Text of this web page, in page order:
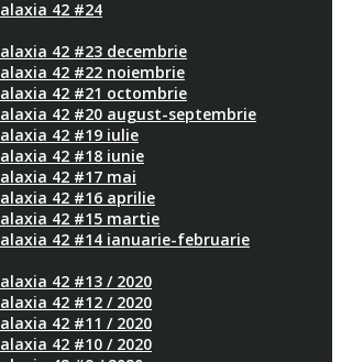
42 #24
42 #23 decembrie
42 #22 noiembrie
42 #21 octombrie
42 #20 august-septembrie
42 #19 iulie
42 #18 iunie
42 #17 mai
42 #16 aprilie
42 #15 martie
42 #14 ianuarie-februarie
42 #13 / 2020
42 #12 / 2020
42 #11 / 2020
42 #10 / 2020